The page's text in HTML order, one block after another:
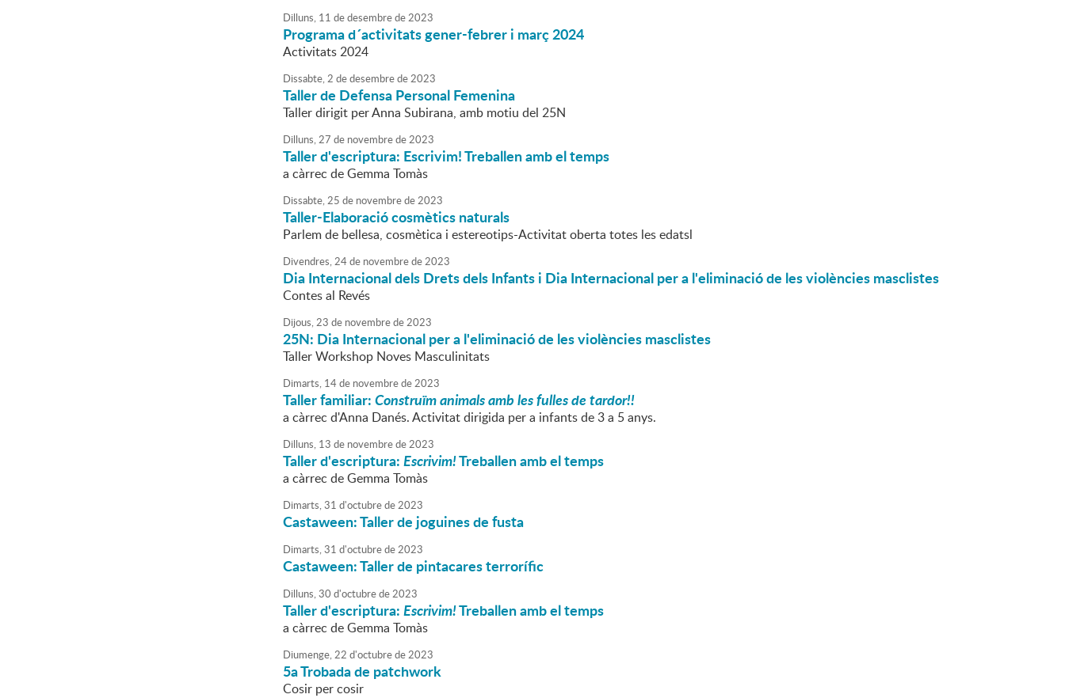
Dilluns, 11 dedesembrede2023
Programa d´activitats gener-febrer i març 2024
Activitats 2024
Dissabte,2 dedesembrede2023
Taller de Defensa Personal Femenina
Taller dirigit per Anna Subirana, amb motiu del 25N
Dilluns,27 de novembrede2023
Taller d'escriptura: Escrivim! Treballen amb el temps
a càrrec de Gemma Tomàs
Dissabte,25 de novembrede2023
Taller-Elaboració cosmètics naturals
Parlem de bellesa, cosmètica i estereotips-Activitat oberta totes les edatsl
Divendres,24de novembrede2023
Dia Internacional dels Drets dels Infants i Dia Internacional per a l'eliminació de les violències masclistes
Contes al Revés
Dijous,23 de novembrede2023
25N: Dia Internacional per a l'eliminació de les violències masclistes
Taller Workshop Noves Masculinitats
Dimarts, 14de novembrede2023
Taller familiar:Construïm animals amb les fulles de tardor!!
a càrrec d'Anna Danés. Activitat dirigida per a infants de 3 a 5 anys.
Dilluns, 13 de novembrede2023
Taller d'escriptura:Escrivim!Treballen amb el temps
a càrrec de Gemma Tomàs
Dimarts,31 d'octubrede2023
Castaween: Taller de joguines de fusta
Dimarts,31 d'octubrede2023
Castaween: Taller de pintacares terrorífic
Dilluns,30 d'octubrede2023
Taller d'escriptura:Escrivim!Treballen amb el temps
a càrrec de Gemma Tomàs
Diumenge,22 d'octubrede2023
5a Trobada de patchwork
Cosir per cosir